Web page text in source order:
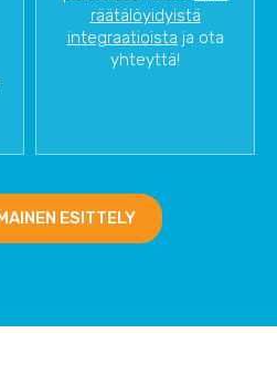
räätälöyidyistä
integraatioista ja ota
yhteyttä!
ESITTELY